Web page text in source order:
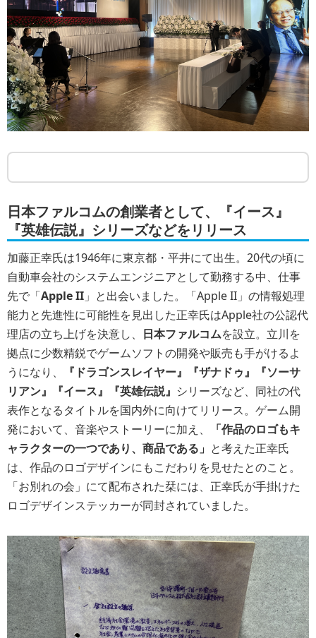
日本ファルコムの創業者として、『イース』
『英雄伝説』シリーズなどをリリース
加藤正幸氏は1946年に東京都・平井にて出生。20代の頃に
自動車会社のシステムエンジニアとして勤務する中、仕事
先で「Apple II 」と出会いました。「Apple II」の情報処理
能力と先進性に可能性を見出した正幸氏はApple社の公認代
理店の立ち上げを決意し、 日本ファルコムを設立。立川を
拠点に少数精鋭でゲームソフトの開発や販売も手がけるよ
うになり、
『ドラゴンスレイヤー』『ザナドゥ』『ソーサ
リアン』『イース』『英雄伝説』 シリーズなど、同社の代
表作となるタイトルを国内外に向けてリリース。ゲーム開
発において、音楽やストーリーに加え、
「作品のロゴもキ
ャラクターの一つであり、商品である」 と考えた正幸氏
は、作品のロゴデザインにもこだわりを見せたとのこと。
「お別れの会」にて配布された栞には、正幸氏が手掛けた
ロゴデザインステッカーが同封されていました。